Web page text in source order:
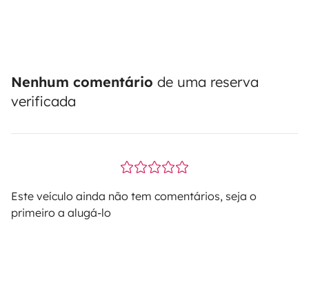
Nenhum comentário de uma reserva
verificada
Este veículo ainda não tem comentários, seja o
primeiro a alugá-lo